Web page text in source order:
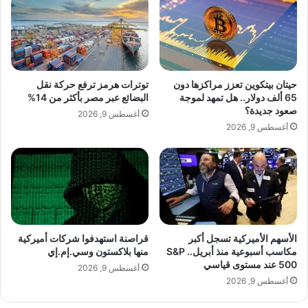
المحللين بانخفاض 400 ألف.
وقالت الإدارة إن الواردات الصافية من النفط
برميل يوميًا.
"
ل
ض
خ
م
ي
ر
ت
ا
ل
ل
ا
ر
ا
ت
م
ت
و
ى
ي
أ
س
و
ع
ي
د
ع
م
م
ن
حيتان بيتكوين تعزز مراكزها دون
65 ألف دولار.. هل تمهد لموجة
صعود جديدة؟
أغسطس 9, 2026
توترات هرمز ترفع حركة نقل
البضائع عبر مصر بأكثر من 14%
أغسطس 9, 2026
الأسهم الأميركية تسجل أكبر
مكاسب أسبوعية منذ أبريل.. S&P
500 عند مستوى قياسي
أغسطس 9, 2026
قراصنة استهدفوا شركات أميركية
منها بلاكستون وسي.إم.إي
أغسطس 9, 2026